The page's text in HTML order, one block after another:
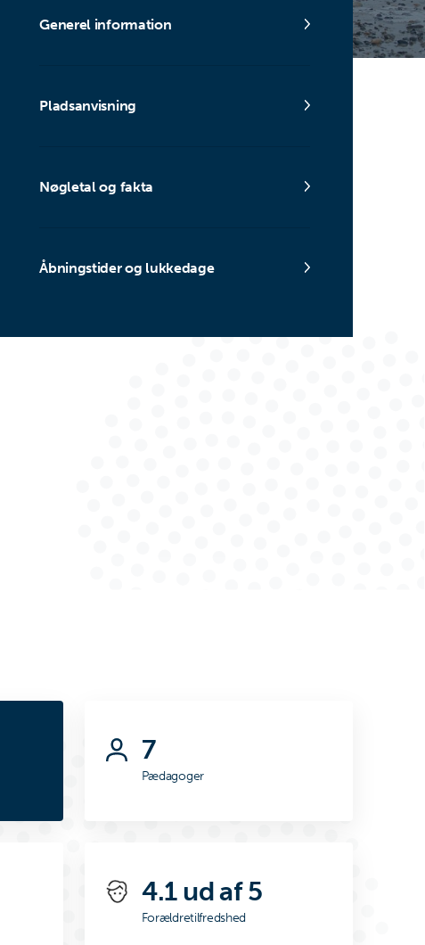
Generel information
Pladsanvisning
Nøgletal og fakta
Åbningstider og lukkedage
7
Pædagoger
4.1 ud af 5
Forældretilfredshed